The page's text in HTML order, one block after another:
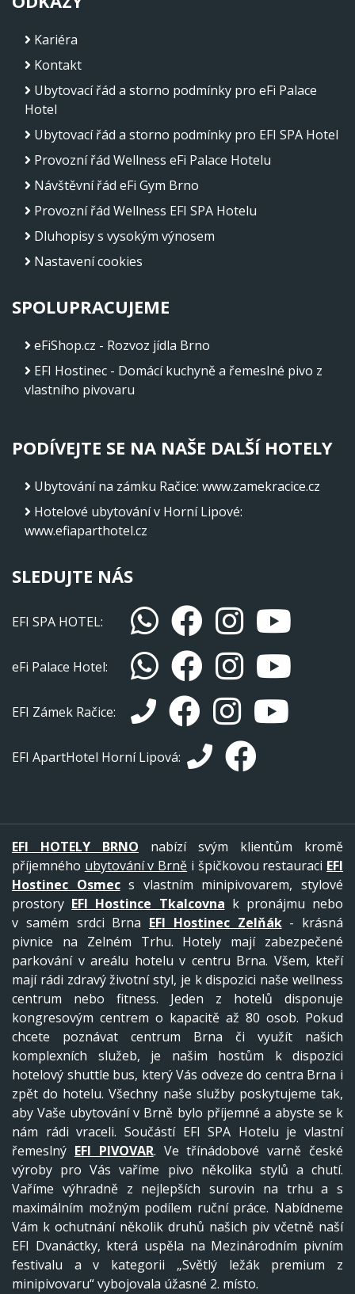
Kariéra
Kontakt
Ubytovací řád a storno podmínky pro eFi Palace
Hotel
Ubytovací řád a storno podmínky pro EFI SPA Hotel
Provozní řád Wellness eFi Palace Hotelu
Návštěvní řád eFi Gym Brno
Provozní řád Wellness EFI SPA Hotelu
Dluhopisy s vysokým výnosem
Nastavení cookies
SPOLUPRACUJEME
eFiShop.cz - Rozvoz jídla Brno
EFI Hostinec - Domácí kuchyně a řemeslné pivo z
vlastního pivovaru
PODÍVEJTE SE NA NAŠE DALŠÍ HOTELY
Ubytování na zámku Račice: www.zamekracice.cz
Hotelové ubytování v Horní Lipové:
www.efiaparthotel.cz
SLEDUJTE NÁS
EFI SPA HOTEL:
eFi Palace Hotel:
EFI Zámek Račice:
EFI ApartHotel Horní Lipová:
EFI HOTELY BRNO nabízí svým klientům kromě
příjemného ubytování v Brně i špičkovou restauraci EFI
Hostinec Osmecs vlastním minipivovarem, stylové
prostory EFI Hostince Tkalcovna k pronájmu nebo
v samém srdci Brna EFI Hostinec Zelňák- krásná
pivnice na Zelném Trhu. Hotely mají zabezpečené
parkování v areálu hotelu v centru Brna. Všem, kteří
mají rádi zdravý životní styl, je k dispozici naše wellness
centrum nebo fitness. Jeden z hotelů disponuje
kongresovým centrem o kapacitě až 80 osob. Pokud
chcete poznávat centrum Brna či využít našich
komplexních služeb, je našim hostům k dispozici
hotelový shuttle bus, který Vás odveze do centra Brna i
zpět do hotelu. Všechny naše služby poskytujeme tak,
aby Vaše ubytování v Brně bylo příjemné a abyste se k
nám rádi vraceli. Součástí EFI SPA Hotelu je vlastní
řemeslný EFI PIVOVAR. Ve třínádobové varně české
výroby pro Vás vaříme pivo několika stylů a chutí.
Vaříme výhradně z nejlepších surovin na trhu a s
maximálním možným podílem ruční práce. Nabídneme
Vám k ochutnání několik druhů našich piv včetně naší
EFI Dvanáctky, která uspěla na Mezinárodním pivním
festivalu a v kategorii „Světlý ležák premium z
minipivovaru“ vybojovala úžasné 2. místo.